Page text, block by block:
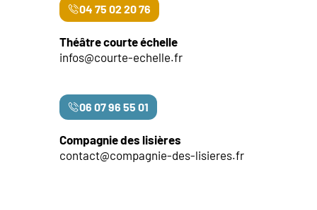
04 75 02 20 76
Théâtre courte échelle
infos@courte-echelle.fr
06 07 96 55 01
Compagnie des lisières
contact@compagnie-des-lisieres.fr